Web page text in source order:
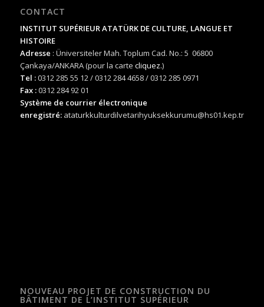
CONTACT
INSTITUT SUPÉRIEUR ATATÜRK DE CULTURE, LANGUE ET
HISTOIRE
Adresse : Üniversiteler Mah. Toplum Cad. No.: 5 06800
Çankaya/ANKARA (pour la carte cliquez.)
Tel :0312 285 55 12 / 0312 284 4658 / 0312 285 0971
Fax :0312 284 92 01
Système de courrier électronique
enregistré: ataturkkulturdilvetarihyuksekkurumu@hs01.kep.tr
NOUVEAU PROJET DE CONSTRUCTION DU
BÂTIMENT DE L’INSTITUT SUPÉRIEUR